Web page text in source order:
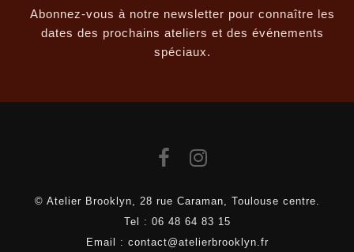
Abonnez-vous à notre newsletter pour connaître les
dates des prochains ateliers et des événements
spéciaux.
© Atelier Brooklyn, 28 rue Caraman, Toulouse centre.
Tel : 06 48 64 83 15
Email : contact@atelierbrooklyn.fr